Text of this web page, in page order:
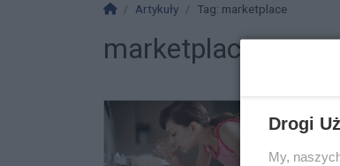
Strona główna
Artykuły Tag: marketplace
marketplace
Drogi
My,